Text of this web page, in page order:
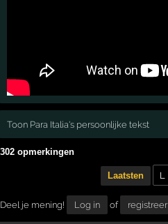
Toon Para Italia's persoonlijke tekst
302 opmerkingen
Laatsten
Deel je mening! Log in of registreer